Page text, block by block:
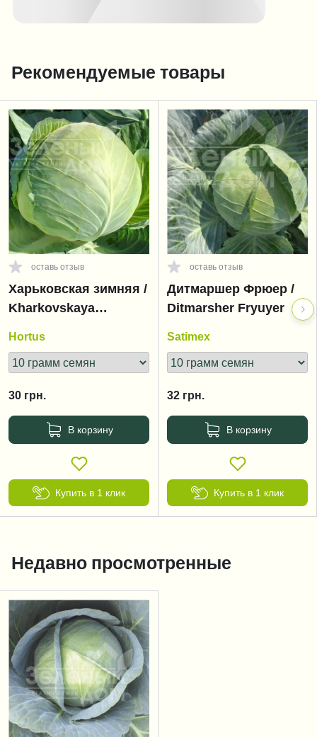
Рекомендуемые товары
оставь отзыв
Харьковская зимняя /
Kharkovskaya
Hortus
30 грн.
В корзину
Купить в 1 клик
оставь отзыв
Дитмаршер Фрюер /
Ditmarsher Fryuyer
Satimex
32 грн.
В корзину
Купить в 1 клик
Недавно просмотренные